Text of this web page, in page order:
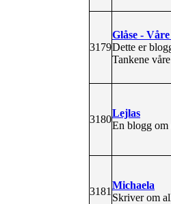
3179
Glåse -
Dette er
Tankene
3180
Lejlas
En blogg
3181
Michaela
Skriver om